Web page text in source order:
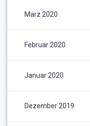
März 2020
Februar 2020
Januar 2020
Dezember 2019